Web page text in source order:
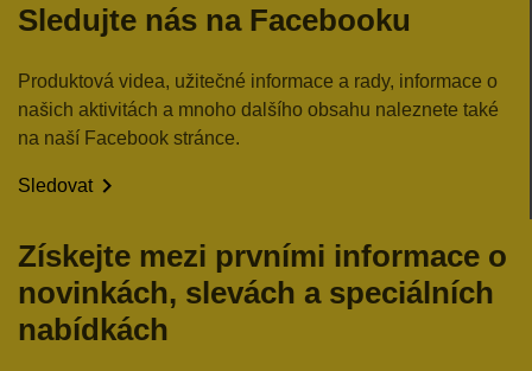
Sledujte nás na Facebooku
Produktová videa, užitečné informace a rady, informace o
našich aktivitách a mnoho dalšího obsahu naleznete také
na naší Facebook stránce.
Sledovat
Získejte mezi prvními informace o
novinkách, slevách a speciálních
nabídkách